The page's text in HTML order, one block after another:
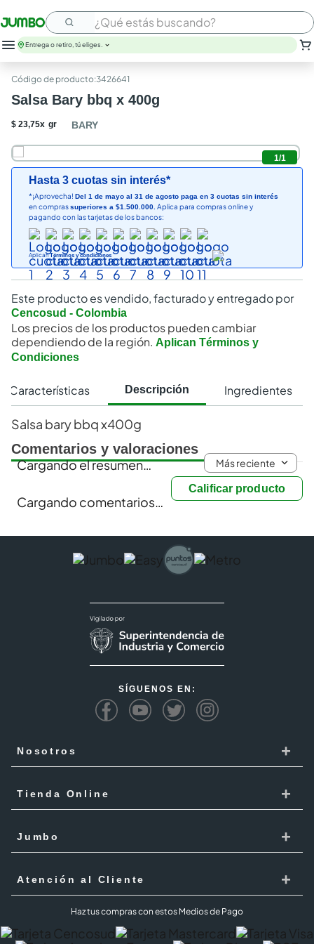
¿Qué estás buscando?
huevos
arroz
nutribela
aceite
queso
pollo
carne
Entrega o retiro, tú eliges.
:3426641
Salsa Bary bbq x 400g
$ 23,75x gr BARY
1/1
Hasta 3 cuotas sin interés*
*¡Aprovecha! Del 1 de mayo al 31 de agosto paga en 3 cuotas sin interés
en comprassuperiores a $1.500.000. Aplica para compras online y
pagando con las tarjetas de los bancos:
AplicanTérminos y condiciones
Este producto es vendido, facturado y entregado por
Cencosud - Colombia
Los precios de los productos pueden cambiar
dependiendo de la región. Aplican Términos y
Condiciones
Características Descripción Ingredientes
Salsa bary bbq x400g
Comentarios y valoraciones
Calificar producto
Cargando el resumen… Más reciente
Cargando comentarios…
SÍGUENOS EN:
Nosotros +
Responsabilidad Social
Trabaja con Nosotros
Código de ética
Tienda Online +
Cómo comprar
Mis Pedidos
Términos y Condiciones Jumbo al 100 agosto 2026
Superintendencia de industria y comercio SIC
Jumbo +
Tarjeta Cencosud
Atención al Cliente +
PQR Metro
Haz tus compras con estos Medios de Pago